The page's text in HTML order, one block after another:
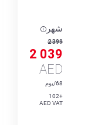
شهر
2 399
2 039
AED
68/يوم
+102
AED VAT